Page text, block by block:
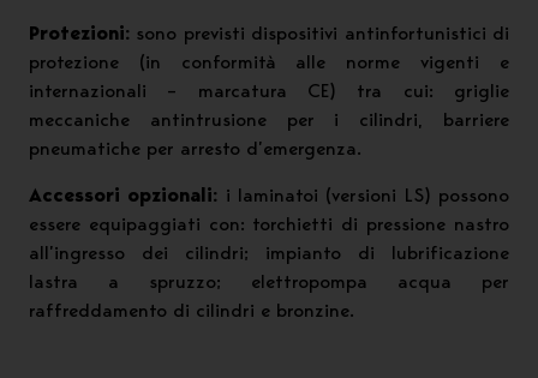
Protezioni: sono previsti dispositivi antinfortunistici di
protezione (in conformità alle norme vigenti e
internazionali – marcatura CE) tra cui: griglie
meccaniche antintrusione per i cilindri, barriere
pneumatiche per arresto d’emergenza.
Accessori opzionali: i laminatoi (versioni LS) possono
essere equipaggiati con: torchietti di pressione nastro
all’ingresso dei cilindri; impianto di lubrificazione
lastra a spruzzo; elettropompa acqua per
raffreddamento di cilindri e bronzine.